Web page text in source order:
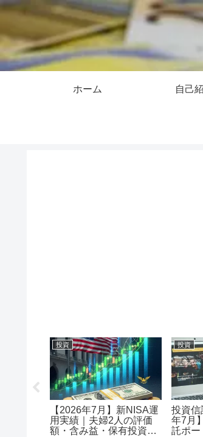
ホーム 自己
投資
【2026年7月】新NISA運
用実績｜夫婦2人の評価
額・含み益・保有投資信
投資
投資信
年7月
託ポー